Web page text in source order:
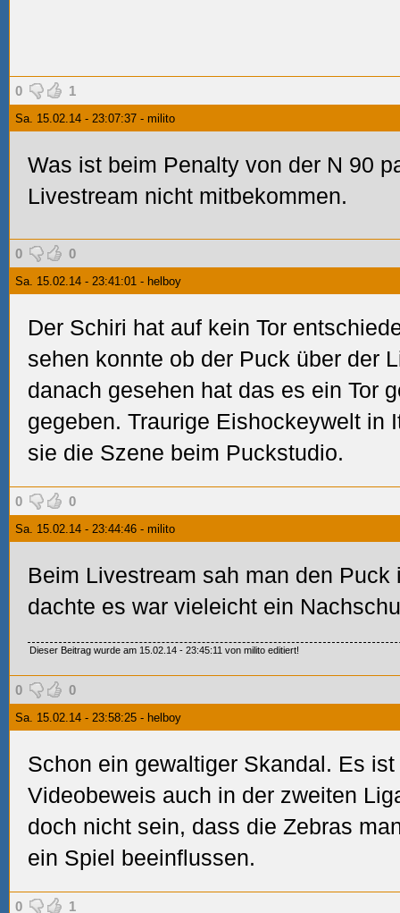
0 1
Sa. 15.02.14 - 23:07:37 - milito
Was ist beim Penalty von der N 90
Livestream nicht mitbekommen.
0 0
Sa. 15.02.14 - 23:41:01 - helboy
Der Schiri hat auf kein Tor
sehen konnte ob der Puck über der
danach gesehen hat das es ein Tor
gegeben. Traurige Eishockeywelt in
sie die Szene beim Puckstudio.
0 0
Sa. 15.02.14 - 23:44:46 - milito
Beim Livestream sah man den Puck
dachte es war vieleicht ein
Dieser Beitrag wurde am 15.02.14 - 23:45:11 von milito editiert!
0 0
Sa. 15.02.14 - 23:58:25 - helboy
Schon ein gewaltiger Skandal. Es
Videobeweis auch in der zweiten
doch nicht sein, dass die Zebras
ein Spiel beeinflussen.
0 1